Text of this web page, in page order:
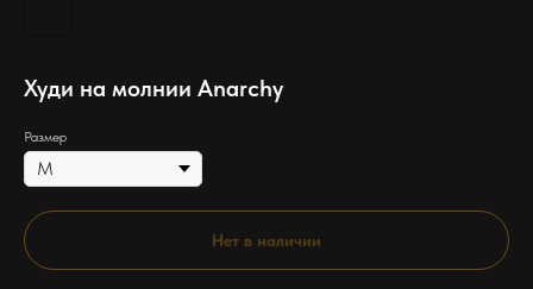
Худи на молнии Anarchy
Размер
Нет в наличии